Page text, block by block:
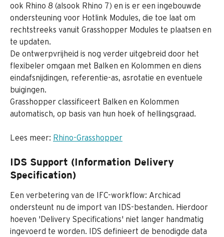
ook Rhino 8 (alsook Rhino 7) en is er een ingebouwde
ondersteuning voor Hotlink Modules, die toe laat om
rechtstreeks vanuit Grasshopper Modules te plaatsen en
te updaten.
De ontwerpvrijheid is nog verder uitgebreid door het
flexibeler omgaan met Balken en Kolommen en diens
eindafsnijdingen, referentie-as, asrotatie en eventuele
buigingen.
Grasshopper classificeert Balken en Kolommen
automatisch, op basis van hun hoek of hellingsgraad.
Lees meer: Rhino-Grasshopper
IDS Support (Information Delivery
Specification)
Een verbetering van de IFC-workflow: Archicad
ondersteunt nu de import van IDS-bestanden. Hierdoor
hoeven 'Delivery Specifications' niet langer handmatig
ingevoerd te worden. IDS definieert de benodigde data